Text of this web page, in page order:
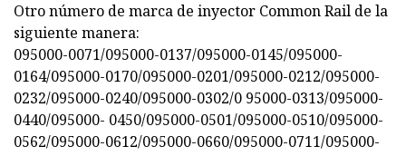
Otro número de marca de inyector Common Rail de la
siguiente manera:
095000-0071/095000-0137/095000-0145/095000-
0164/095000-0170/095000-0201/095000-0212/095000-
0232/095000-0240/095000-0302/0 95000-0313/095000-
0440/095000- 0450/095000-0501/095000-0510/095000-
0562/095000-0612/095000-0660/095000-0711/095000-